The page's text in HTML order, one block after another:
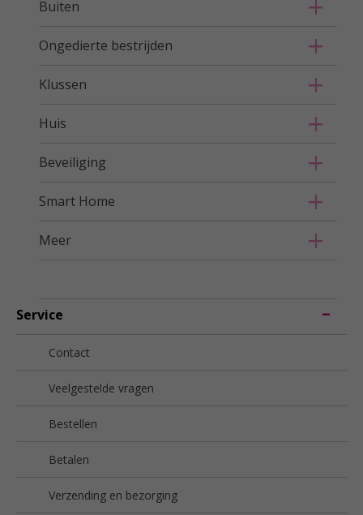
Buiten
Ongedierte bestrijden
Klussen
Huis
Beveiliging
Smart Home
Meer
Service
Contact
Veelgestelde vragen
Bestellen
Betalen
Verzending en bezorging